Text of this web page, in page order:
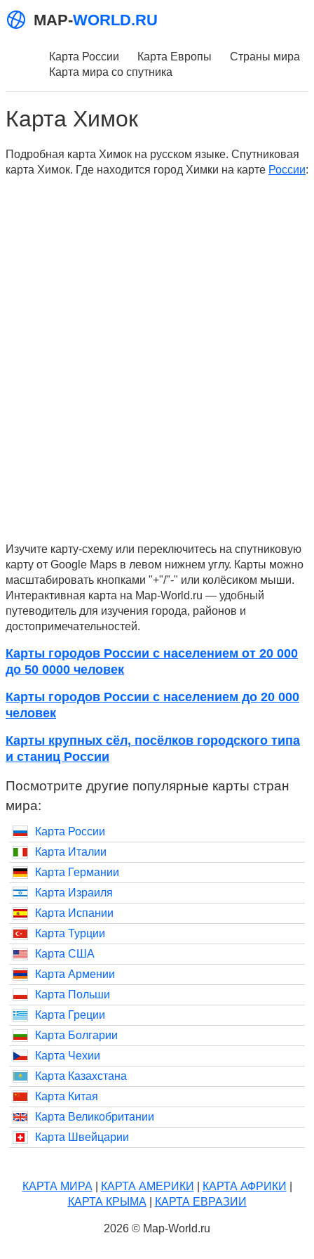
MAP-WORLD.RU
Карта России Карта Европы
Страны мира
Карта мира со спутника
Карта Химок
Подробная карта Химок на русском языке. Спутниковая
карта Химок. Где находится город Химки на карте России:
Изучите карту-схему или переключитесь на спутниковую
карту от Google Maps в левом нижнем углу. Карты можно
масштабировать кнопками "+"/"-" или колёсиком мыши.
Интерактивная карта на Map-World.ru — удобный
путеводитель для изучения города, районов и
достопримечательностей.
Карты городов России с населением от 20 000
до 50 0000 человек
Карты городов России с населением до 20 000
человек
Карты крупных сёл, посёлков городского типа
и станиц России
Посмотрите другие популярные карты стран
мира:
Карта России
Карта Италии
Карта Германии
Карта Израиля
Карта Испании
Карта Турции
Карта США
Карта Армении
Карта Польши
Карта Греции
Карта Болгарии
Карта Чехии
Карта Казахстана
Карта Китая
Карта Великобритании
Карта Швейцарии
КАРТА МИРА| КАРТА АМЕРИКИ КАРТА АФРИКИ
КАРТА КРЫМА| КАРТА ЕВРАЗИИ
2026 © Map-World.ru